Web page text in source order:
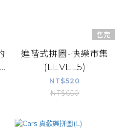
售完
進階式拼圖-快樂市集
(LEVEL5)
NT$520
NT$650